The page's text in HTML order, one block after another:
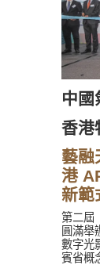
中國
香港
藝融
港
新範
第二屆
圓滿舉
數字光
賓省概